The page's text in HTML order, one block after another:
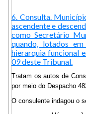
6. Consulta.
ascendente e
como Secretário
quando, lotados
hierarquia funcional
09 deste Tribunal.
Tratam os autos de
por meio do Despacho
O consulente indagou o